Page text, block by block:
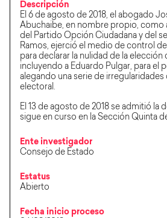
Descripción
El 6 de agosto de 2018, el abogado
Abuchaibe, en nombre propio, como
del Partido Opción Ciudadana y del
Ramos, ejerció el medio de control
para declarar la nulidad de la elección
incluyendo a Eduardo Pulgar, para el
alegando una serie de
electoral.
El 13 de agosto de 2018 se admitió la
sigue en curso en la Sección Quinta
Ente investigador
Consejo de Estado
Estatus
Abierto
Fecha inicio proceso